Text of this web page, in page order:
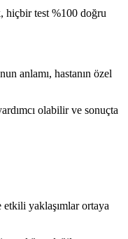
hiçbir test %100 doğru
anlamı, hastanın özel
olabilir ve sonuçta
yaklaşımlar ortaya